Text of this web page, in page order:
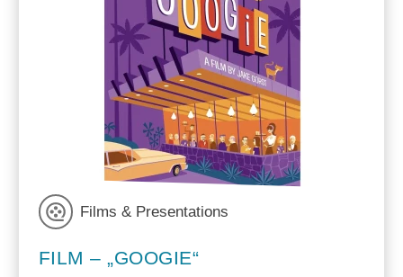
Films & Presentations
FILM – „GOOGIE“